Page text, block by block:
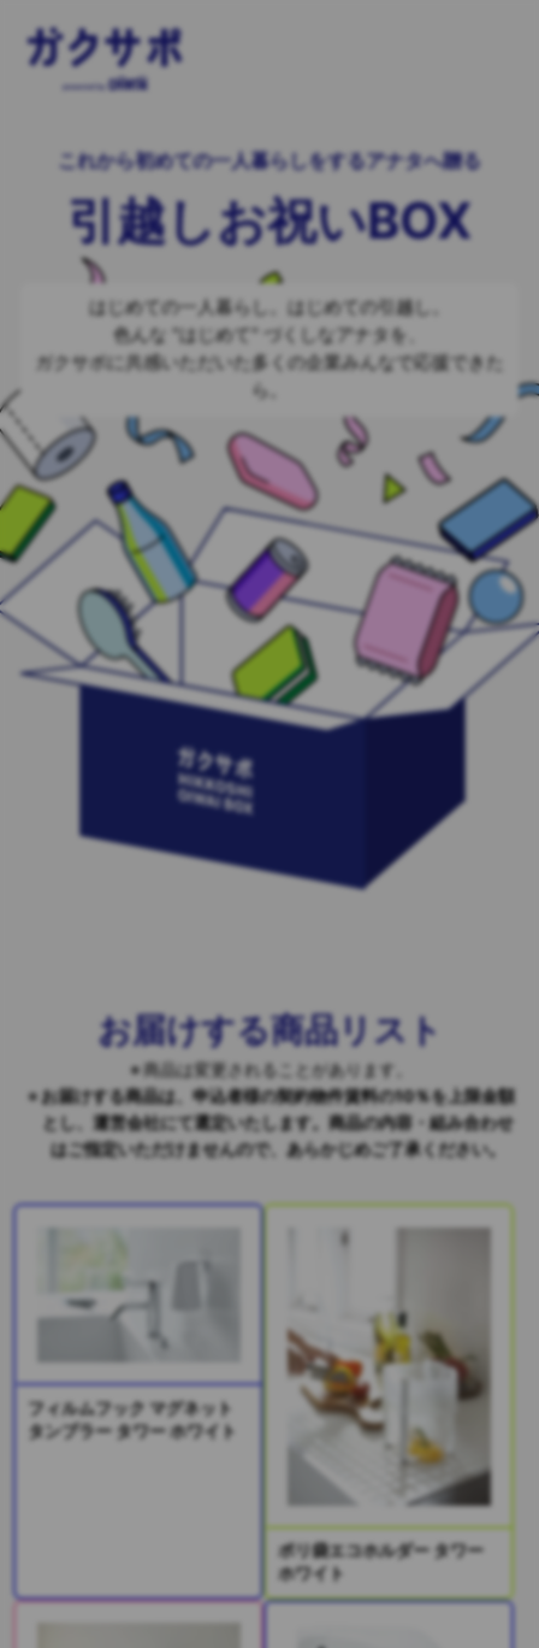
これから初めての一人暮らしをするアナタへ贈る
引越しお祝いBOX
はじめての一人暮らし。はじめての引越し。
色んな "はじめて" づくしなアナタを、
ガクサポに共感いただいた多くの企業みんなで応援できた
ら。
お届けする商品リスト
商品は変更されることがあります。
お届けする商品は、申込者様の契約物件賃料の10％を上限金額
とし、運営会社にて選定いたします。商品の内容・組み合わせ
はご指定いただけませんので、あらかじめご了承ください。
フィルムフック マグネット
タンブラー タワー ホワイト
ポリ袋エコホルダー タワー
ホワイト